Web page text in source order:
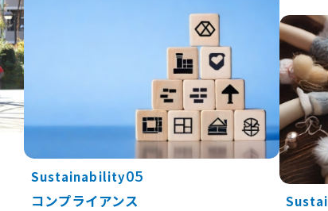
Sustainability05
コンプライアンス